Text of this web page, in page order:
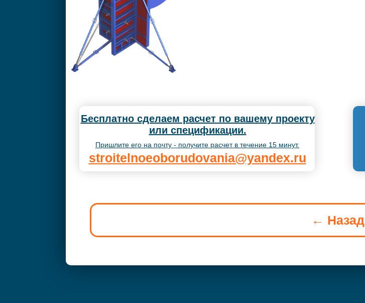
Бесплатно сделаем расчет по вашему проекту
или спецификации.
stroitelnoeoborudovania@yandex.ru
Пришлите его на почту - получите расчет в течение 15 минут.
← Назад